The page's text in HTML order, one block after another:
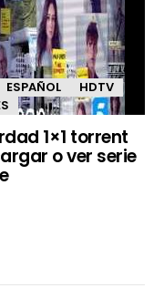
ESPAÑOL
HDTV
1×1 torrent
o ver serie